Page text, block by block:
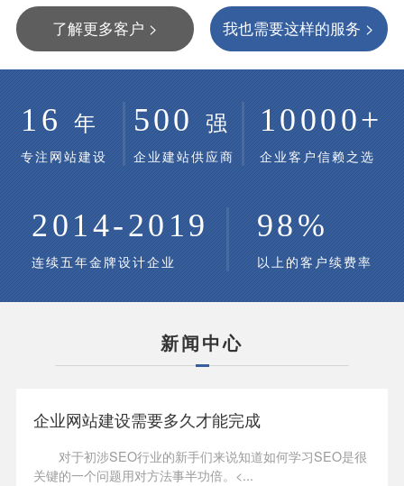
了解更多客户 > 我也需要这样的服务 >
16年
专注网站建设
500强
企业建站供应商
10000+
企业客户信赖之选
2014-2019
连续五年金牌设计企业
98%
以上的客户续费率
新闻中心
企业网站建设需要多久才能完成
对于初涉SEO行业的新手们来说知道如何学习SEO是很
关键的一个问题用对方法事半功倍。<...